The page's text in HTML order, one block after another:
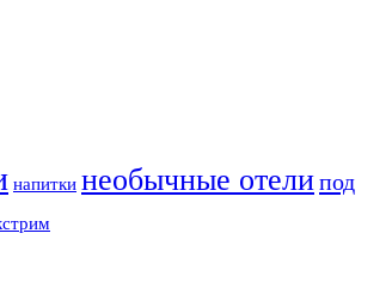
напитки необычные отелипод